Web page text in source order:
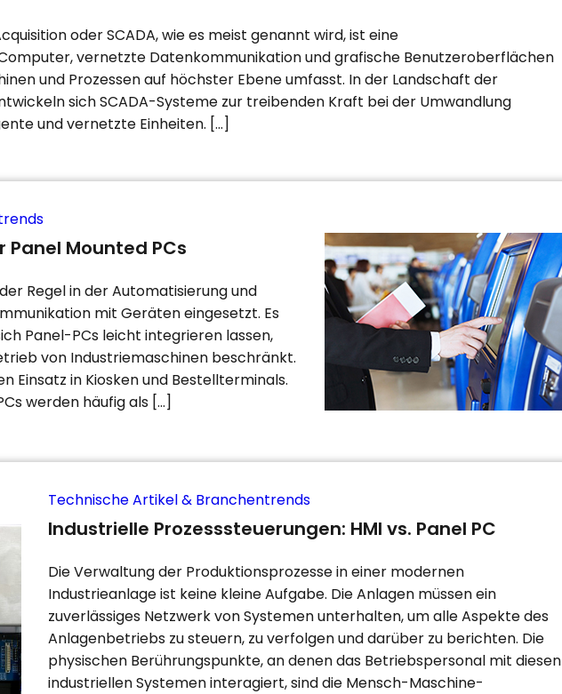
oder SCADA, wie es meist genannt wird, ist eine
vernetzte Datenkommunikation und grafische Benutzeroberflächen
und Prozessen auf höchster Ebene umfasst. In der Landschaft der
sich SCADA-Systeme zur treibenden Kraft bei der Umwandlung
und vernetzte Einheiten. […]
Mounted PCs
Regel in der Automatisierung und
mit Geräten eingesetzt. Es
Panel-PCs leicht integrieren lassen,
von Industriemaschinen beschränkt.
Einsatz in Kiosken und Bestellterminals.
werden häufig als […]
Technische Artikel & Branchentrends
Industrielle Prozesssteuerungen: HMI vs. Panel PC
Die Verwaltung der Produktionsprozesse in einer modernen
Industrieanlage ist keine kleine Aufgabe. Die Anlagen müssen ein
zuverlässiges Netzwerk von Systemen unterhalten, um alle Aspekte des
Anlagenbetriebs zu steuern, zu verfolgen und darüber zu berichten. Die
physischen Berührungspunkte, an denen das Betriebspersonal mit diesen
industriellen Systemen interagiert, sind die Mensch-Maschine-